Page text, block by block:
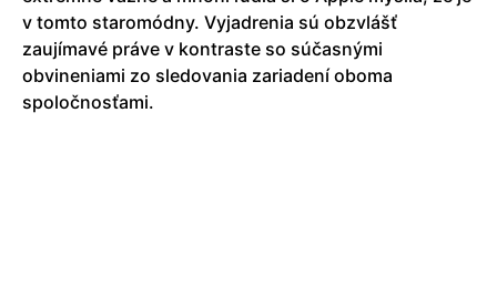
v tomto staromódny. Vyjadrenia sú obzvlášť
zaujímavé práve v kontraste so súčasnými
obvineniami zo sledovania zariadení oboma
spoločnosťami.